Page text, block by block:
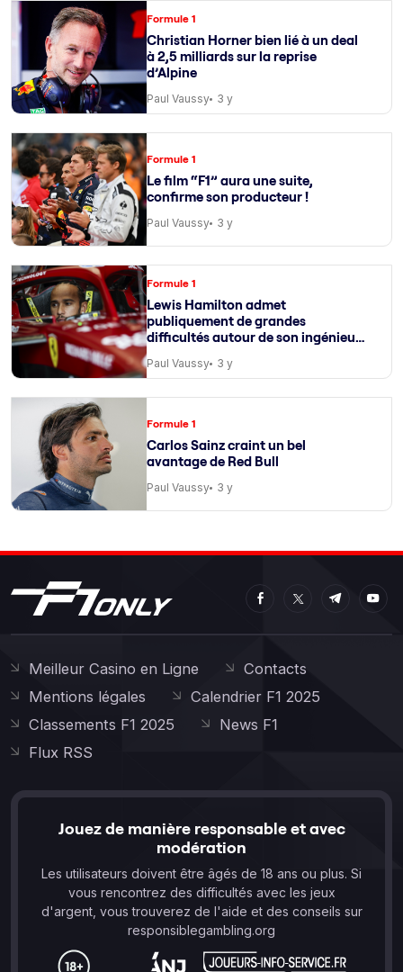
Formule 1
Christian Horner bien lié à un deal
à 2,5 milliards sur la reprise
d’Alpine
Paul Vaussy 3 y
Formule 1
Le film “F1” aura une suite,
confirme son producteur !
Paul Vaussy 3 y
Formule 1
Lewis Hamilton admet
publiquement de grandes
difficultés autour de son ingénieur
Paul Vaussy 3 y
Formule 1
Carlos Sainz craint un bel
avantage de Red Bull
Paul Vaussy 3 y
Meilleur Casino en Ligne
Contacts
Mentions légales
Calendrier F1 2025
Classements F1 2025
News F1
Flux RSS
Jouez de manière responsable et avec
modération
Les utilisateurs doivent être âgés de 18 ans ou plus. Si
vous rencontrez des difficultés avec les jeux
d'argent, vous trouverez de l'aide et des conseils sur
responsiblegambling.org